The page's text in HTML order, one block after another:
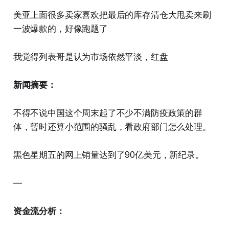
美亚上面很多卖家喜欢把最后的库存清仓大甩卖来刷
一波爆款的，好像跑题了
我觉得列表哥是认为市场依然平淡，红盘
新闻摘要：
不得不说中国这个周末起了不少不满防疫政策的群
体，暂时还算小范围的骚乱，看政府部门怎么处理。
黑色星期五的网上销量达到了90亿美元，新纪录。
—
资金流分析：